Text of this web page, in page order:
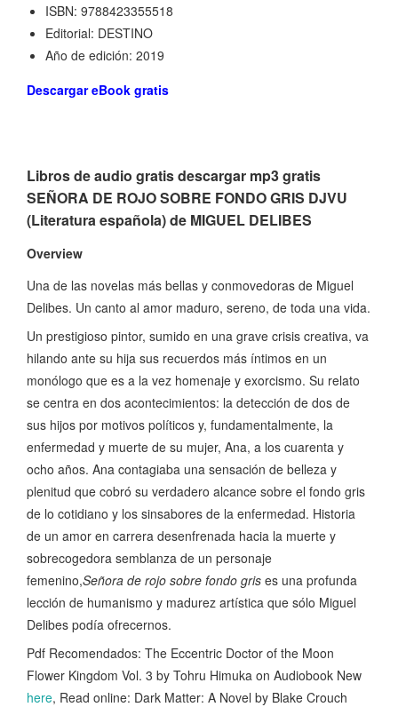
ISBN: 9788423355518
Editorial: DESTINO
Año de edición: 2019
Descargar eBook gratis
Libros de audio gratis descargar mp3 gratis
SEÑORA DE ROJO SOBRE FONDO GRIS DJVU
(Literatura española) de MIGUEL DELIBES
Overview
Una de las novelas más bellas y conmovedoras de Miguel
Delibes. Un canto al amor maduro, sereno, de toda una vida.
Un prestigioso pintor, sumido en una grave crisis creativa, va
hilando ante su hija sus recuerdos más íntimos en un
monólogo que es a la vez homenaje y exorcismo. Su relato
se centra en dos acontecimientos: la detección de dos de
sus hijos por motivos políticos y, fundamentalmente, la
enfermedad y muerte de su mujer, Ana, a los cuarenta y
ocho años. Ana contagiaba una sensación de belleza y
plenitud que cobró su verdadero alcance sobre el fondo gris
de lo cotidiano y los sinsabores de la enfermedad. Historia
de un amor en carrera desenfrenada hacia la muerte y
sobrecogedora semblanza de un personaje
femenino,Señora de rojo sobre fondo gris es una profunda
lección de humanismo y madurez artística que sólo Miguel
Delibes podía ofrecernos.
Pdf Recomendados: The Eccentric Doctor of the Moon
Flower Kingdom Vol. 3 by Tohru Himuka on Audiobook New
here, Read online: Dark Matter: A Novel by Blake Crouch